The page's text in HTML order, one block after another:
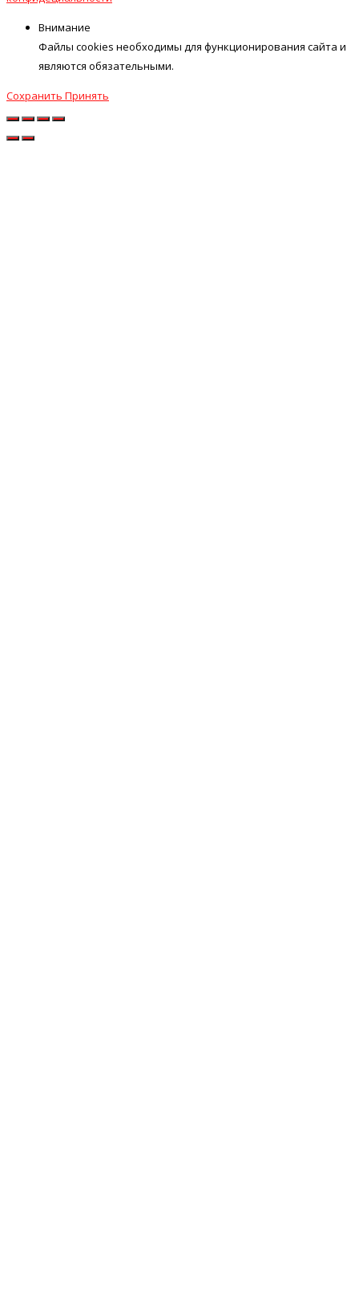
Внимание
Файлы cookies необходимы для функционирования сайта и
являются обязательными.
Сохранить Принять